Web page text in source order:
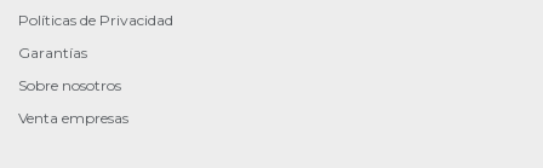
Políticas de Privacidad
Garantías
Sobre nosotros
Venta empresas